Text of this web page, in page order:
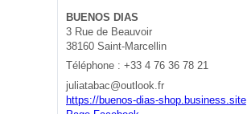
BUENOS DIAS
3 Rue de Beauvoir
38160 Saint-Marcellin
Téléphone : +33 4 76 36 78 21
juliatabac@outlook.fr
https://buenos-dias-shop.business.site